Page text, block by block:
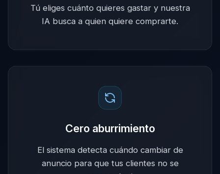
Tú eliges cuánto quieres gastar y nuestra
IA busca a quien quiere comprarte.
Cero aburrimiento
El sistema detecta cuándo cambiar de
anuncio para que tus clientes no se